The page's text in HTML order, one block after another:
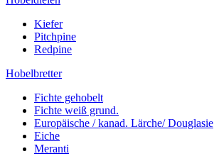
Kiefer
Pitchpine
Redpine
Hobelbretter
Fichte gehobelt
Fichte weiß grund.
Europäische / kanad. Lärche/ Douglasie
Eiche
Meranti